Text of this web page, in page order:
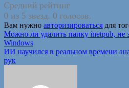
Средний рейтинг
0 из 5 звезд. 0 голосов.
Вам нужно авторизироваться для
Навигация
по
записям
Можно ли удалить папку inetpub, не
Windows
ИИ научился в реальном времени
рук